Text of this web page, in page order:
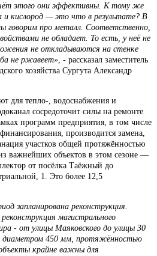
этого они эффективны. К тому же
кислород — это что в результате? В
говорим про металл. Соответственно,
не обладает. То есть, у неё не
не откладываются на стенке
не ржавеет» , - рассказал заместитель
хозяйства Сургута Александр
для тепло-, водоснабжения и
сосредоточит силы на ремонте
программ предприятия, в том числе
производится замена,
участков общей протяжённостью
важнейших объектов в этом сезоне —
от посёлка Таёжный до
1. Это более 12,5
запланирована реконструкция.
магистрального
- от улицы Маяковского до улицы 30
диаметром 450 мм, протяжённостью
крайне важны для